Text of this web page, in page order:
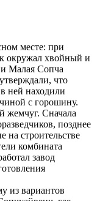
месте: при
окружал хвойный и
и Малая Сопча
что
ней находили
с горошину.
жемчуг. Сначала
позднее
на строительстве
комбината
завод
из вариантов